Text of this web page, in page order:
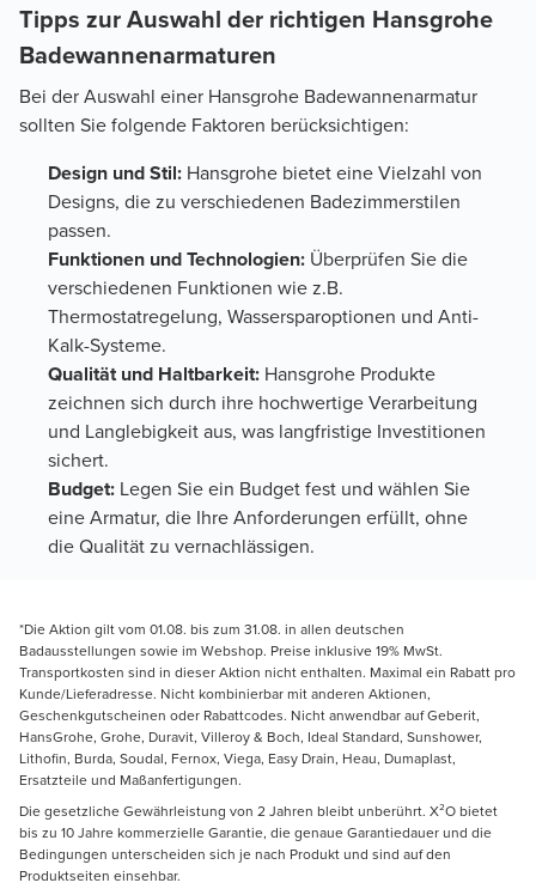
Tipps zur Auswahl der richtigen Hansgrohe
Badewannenarmaturen
Bei der Auswahl einer Hansgrohe Badewannenarmatur
sollten Sie folgende Faktoren berücksichtigen:
Design und Stil: Hansgrohe bietet eine Vielzahl von
Designs, die zu verschiedenen Badezimmerstilen
passen.
Funktionen und Technologien: Überprüfen Sie die
verschiedenen Funktionen wie z.B.
Thermostatregelung, Wassersparoptionen und Anti-
Kalk-Systeme.
Qualität und Haltbarkeit: Hansgrohe Produkte
zeichnen sich durch ihre hochwertige Verarbeitung
und Langlebigkeit aus, was langfristige Investitionen
sichert.
Budget: Legen Sie ein Budget fest und wählen Sie
eine Armatur, die Ihre Anforderungen erfüllt, ohne
die Qualität zu vernachlässigen.
*Die Aktion gilt vom 01.08. bis zum 31.08. in allen deutschen
Badausstellungen sowie im Webshop. Preise inklusive 19% MwSt.
Transportkosten sind in dieser Aktion nicht enthalten. Maximal ein Rabatt pro
Kunde/Lieferadresse. Nicht kombinierbar mit anderen Aktionen,
Geschenkgutscheinen oder Rabattcodes. Nicht anwendbar auf Geberit,
HansGrohe, Grohe, Duravit, Villeroy & Boch, Ideal Standard, Sunshower,
Lithofin, Burda, Soudal, Fernox, Viega, Easy Drain, Heau, Dumaplast,
Ersatzteile und Maßanfertigungen.
Die gesetzliche Gewährleistung von 2 Jahren bleibt unberührt. X²O bietet
bis zu 10 Jahre kommerzielle Garantie, die genaue Garantiedauer und die
Bedingungen unterscheiden sich je nach Produkt und sind auf den
Produktseiten einsehbar.